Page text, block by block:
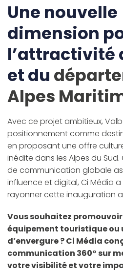
Une nouvelle
dimension
l’attractivité
et du
Alpes
Avec ce projet ambitieux,
positionnement comme
en proposant une offre
inédite dans les Alpes du
de communication globale
influence et digital, Ci Média
rayonner cette inauguration
Vous souhaitez
équipement touristique ou
d’envergure ? Ci Média
communication 360° sur
votre visibilité et votre